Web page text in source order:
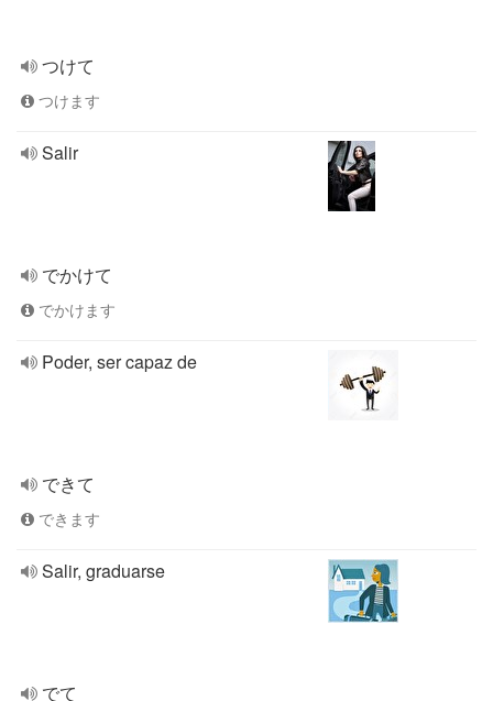
つけて
つけます
Salir
でかけて
でかけます
Poder, ser capaz de
できて
できます
Salir, graduarse
でて